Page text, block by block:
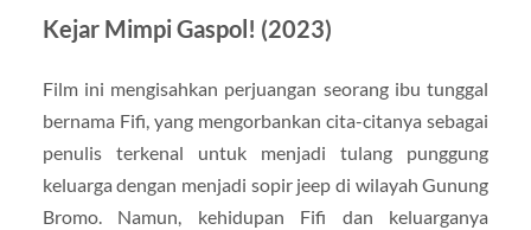
Kejar Mimpi Gaspol! (2023)
Film ini mengisahkan perjuangan seorang ibu tunggal
bernama Fifi, yang mengorbankan cita-citanya sebagai
penulis terkenal untuk menjadi tulang punggung
keluarga dengan menjadi sopir jeep di wilayah Gunung
Bromo. Namun, kehidupan Fifi dan keluarganya